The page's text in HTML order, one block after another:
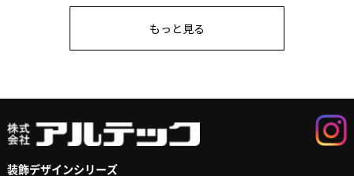
もっと見る
装飾デザインシリーズ